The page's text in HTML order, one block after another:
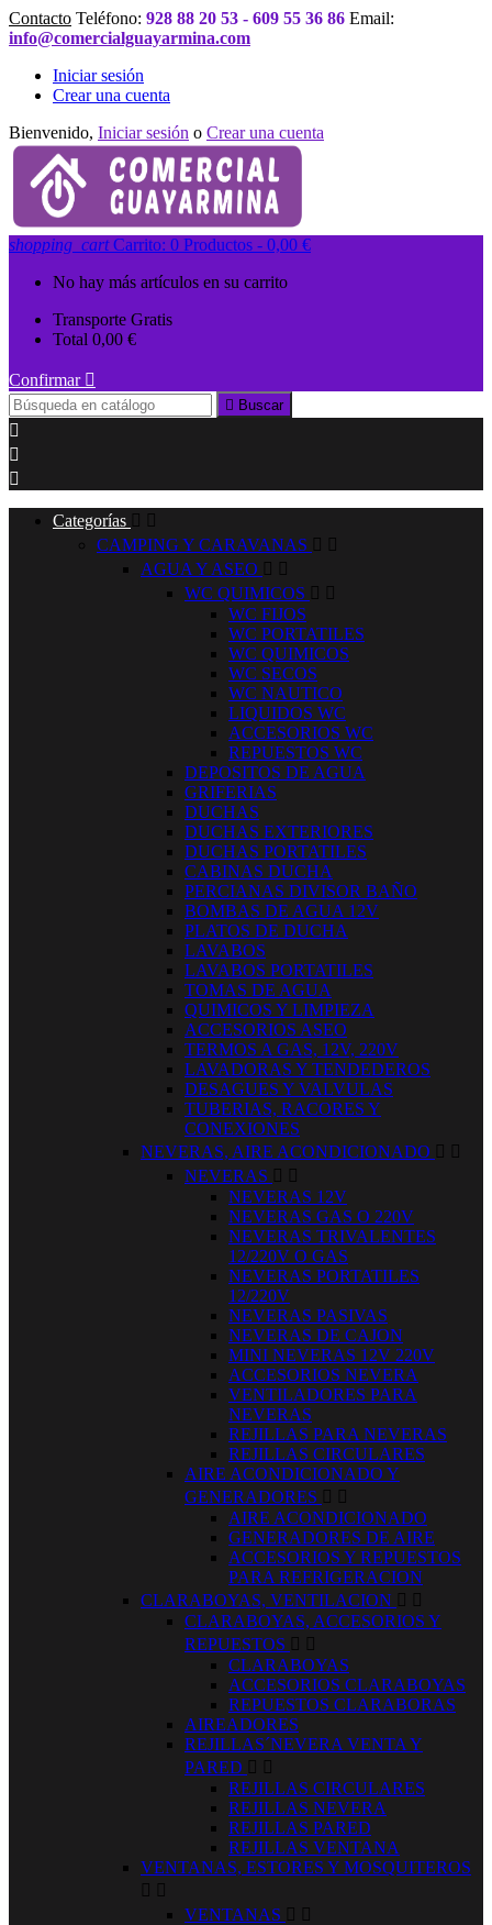
Contacto Teléfono: 928 88 20 53 - 609 55 36 86 Email:
info@comercialguayarmina.com
Iniciar sesión
Crear una cuenta
Bienvenido, Iniciar sesión o Crear una cuenta
shopping_cart Carrito: 0 Productos - 0,00 €
No hay más artículos en su carrito
Transporte Gratis
Total 0,00 €
Confirmar 
 Buscar



Categorías  
CAMPING Y CARAVANAS  
AGUA Y ASEO  
WC QUIMICOS  
WC FIJOS
WC PORTATILES
WC QUIMICOS
WC SECOS
WC NAUTICO
LIQUIDOS WC
ACCESORIOS WC
REPUESTOS WC
DEPOSITOS DE AGUA
GRIFERIAS
DUCHAS
DUCHAS EXTERIORES
DUCHAS PORTATILES
CABINAS DUCHA
PERCIANAS DIVISOR BAÑO
BOMBAS DE AGUA 12V
PLATOS DE DUCHA
LAVABOS
LAVABOS PORTATILES
TOMAS DE AGUA
QUIMICOS Y LIMPIEZA
ACCESORIOS ASEO
TERMOS A GAS, 12V, 220V
LAVADORAS Y TENDEDEROS
DESAGUES Y VALVULAS
TUBERIAS, RACORES Y
CONEXIONES
NEVERAS, AIRE ACONDICIONADO  
NEVERAS  
NEVERAS 12V
NEVERAS GAS O 220V
NEVERAS TRIVALENTES
12/220V O GAS
NEVERAS PORTATILES
12/220V
NEVERAS PASIVAS
NEVERAS DE CAJON
MINI NEVERAS 12V 220V
ACCESORIOS NEVERA
VENTILADORES PARA
NEVERAS
REJILLAS PARA NEVERAS
REJILLAS CIRCULARES
AIRE ACONDICIONADO Y
GENERADORES  
AIRE ACONDICIONADO
GENERADORES DE AIRE
ACCESORIOS Y REPUESTOS
PARA REFRIGERACION
CLARABOYAS, VENTILACION  
CLARABOYAS, ACCESORIOS Y
REPUESTOS  
CLARABOYAS
ACCESORIOS CLARABOYAS
REPUESTOS CLARABORAS
AIREADORES
REJILLAS´NEVERA VENTA Y
PARED  
REJILLAS CIRCULARES
REJILLAS NEVERA
REJILLAS PARED
REJILLAS VENTANA
VENTANAS, ESTORES Y MOSQUITEROS
 
VENTANAS  